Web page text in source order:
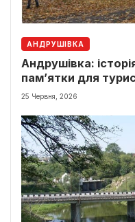
АНДРУШІВКА
Андрушівка:
пам’ятки для
25 Червня, 2026